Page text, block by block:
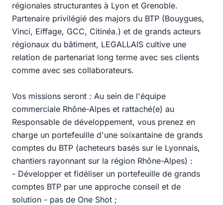
régionales structurantes à Lyon et Grenoble.
Partenaire privilégié des majors du BTP (Bouygues,
Vinci, Eiffage, GCC, Citinéa.) et de grands acteurs
régionaux du bâtiment, LEGALLAIS cultive une
relation de partenariat long terme avec ses clients
comme avec ses collaborateurs.
Vos missions seront : Au sein de l'équipe
commerciale Rhône-Alpes et rattaché(e) au
Responsable de développement, vous prenez en
charge un portefeuille d'une soixantaine de grands
comptes du BTP (acheteurs basés sur le Lyonnais,
chantiers rayonnant sur la région Rhône-Alpes) :
- Développer et fidéliser un portefeuille de grands
comptes BTP par une approche conseil et de
solution - pas de One Shot ;